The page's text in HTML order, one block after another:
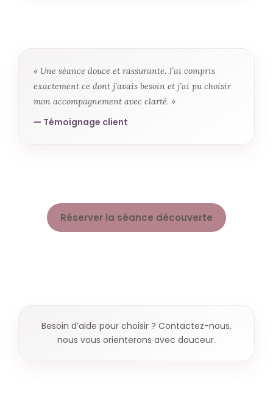
« Une séance douce et rassurante. J’ai compris
exactement ce dont j’avais besoin et j’ai pu choisir
mon accompagnement avec clarté. »
— Témoignage client
Réserver la séance découverte
Besoin d’aide pour choisir ? Contactez-nous,
nous vous orienterons avec douceur.